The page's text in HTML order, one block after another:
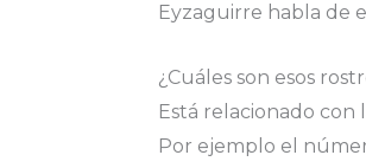
Eyzaguirre habla de
¿Cuáles son esos
Está relacionado
Por ejemplo el